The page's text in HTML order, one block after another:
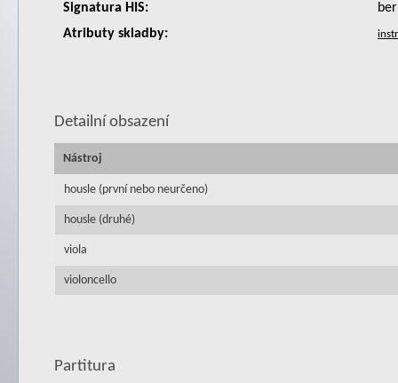
Signatura HIS:
Atributy skladby:
Detailní obsazení
Nástroj
housle (první nebo neurčeno)
housle (druhé)
viola
violoncello
Partitura